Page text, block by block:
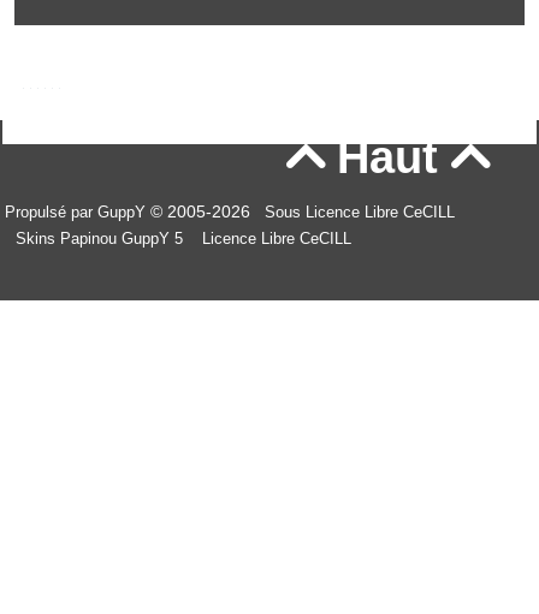
Haut
Propulsé par GuppY© 2005-2026
Sous Licence Libre CeCILL
Skins Papinou GuppY 5
Licence Libre CeCILL